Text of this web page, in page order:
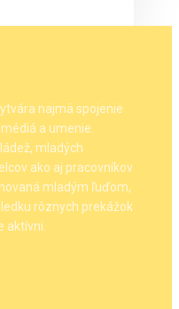
najmä spojenie
a umenie.
mladých
ako aj pracovníkov
mladým ľuďom,
rôznych prekážok
aktívni.